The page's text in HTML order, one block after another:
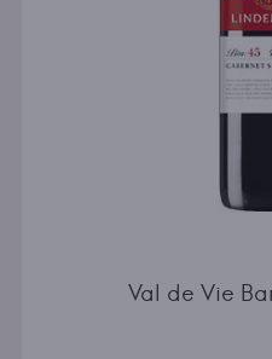
Val de Vie